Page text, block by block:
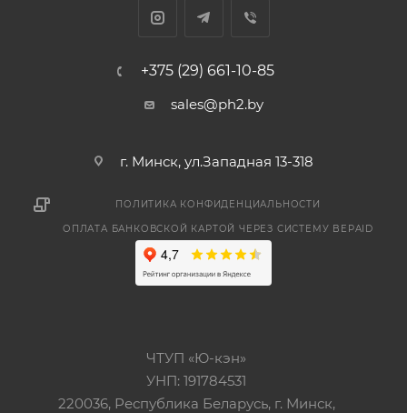
+375 (29) 661-10-85
sales@ph2.by
г. Минск, ул.Западная 13-318
ПОЛИТИКА КОНФИДЕНЦИАЛЬНОСТИ
ОПЛАТА БАНКОВСКОЙ КАРТОЙ ЧЕРЕЗ СИСТЕМУ BEPAID
ЧТУП «Ю-кэн»
УНП: 191784531
220036, Республика Беларусь, г. Минск,